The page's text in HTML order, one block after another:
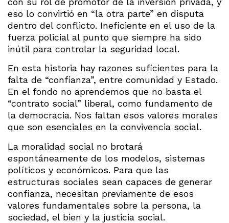
eso lo convirtió en “la otra parte” en disputa
dentro del conflicto. Ineficiente en el uso de la
fuerza policial al punto que siempre ha sido
inútil para controlar la seguridad local.
En esta historia hay razones suficientes para la
falta de “confianza”, entre comunidad y Estado.
En el fondo no aprendemos que no basta el
“contrato social” liberal, como fundamento de
la democracia. Nos faltan esos valores morales
que son esenciales en la convivencia social.
La moralidad social no brotará
espontáneamente de los modelos, sistemas
políticos y económicos. Para que las
estructuras sociales sean capaces de generar
confianza, necesitan previamente de esos
valores fundamentales sobre la persona, la
sociedad, el bien y la justicia social.